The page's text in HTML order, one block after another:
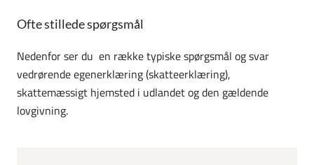
Ofte stillede spørgsmål
Nedenfor ser du en række typiske spørgsmål og svar
vedrørende egenerklæring (skatteerklæring),
skattemæssigt hjemsted i udlandet og den gældende
lovgivning.